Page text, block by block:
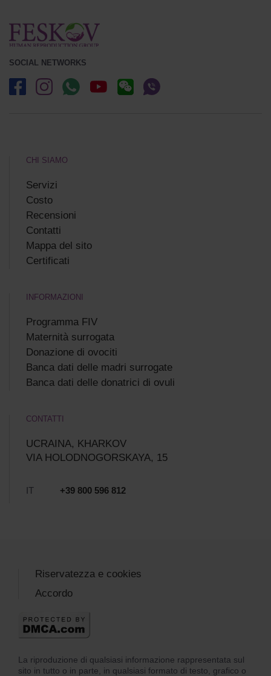
SOCIAL NETWORKS
CHI SIAMO
Servizi
Costo
Recensioni
Сontatti
Mappa del sito
Certificati
INFORMAZIONI
Programma FIV
Maternità surrogata
Donazione di ovociti
Banca dati delle madri surrogate
Banca dati delle donatrici di ovuli
CONTATTI
UCRAINA, KHARKOV
VIA HOLODNOGORSKAYA, 15
IT +39 800 596 812
La riproduzione di qualsiasi informazione rappresentata sul
sito in tutto o in parte, in qualsiasi formato di testo, grafico o
Riservatezza e cookies
Accordo